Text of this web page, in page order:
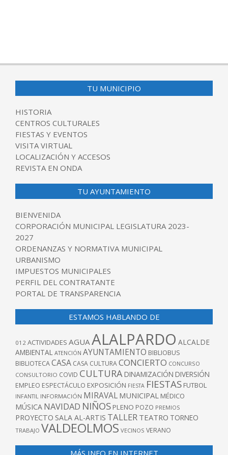
TU MUNICIPIO
HISTORIA
CENTROS CULTURALES
FIESTAS Y EVENTOS
VISITA VIRTUAL
LOCALIZACIÓN Y ACCESOS
REVISTA EN ONDA
TU AYUNTAMIENTO
BIENVENIDA
CORPORACIÓN MUNICIPAL LEGISLATURA 2023-
2027
ORDENANZAS Y NORMATIVA MUNICIPAL
URBANISMO
IMPUESTOS MUNICIPALES
PERFIL DEL CONTRATANTE
PORTAL DE TRANSPARENCIA
ESTAMOS HABLANDO DE
012 ACTIVIDADES AGUAALALPARDO ALCALDE
AMBIENTAL ATENCIÓN AYUNTAMIENTO BIBLIOBUS
BIBLIOTECACASA CASA CULTURACONCIERTO CONCURSO
CONSULTORIO COVID CULTURA DINAMIZACIÓN DIVERSIÓN
EMPLEO ESPECTÁCULO EXPOSICIÓN FIESTA FIESTAS FUTBOL
INFANTIL INFORMACIÓN MIRAVAL MUNICIPAL MÉDICO
MÚSICA NAVIDAD NIÑOS PLENO POZO PREMIOS
PROYECTO SALA AL-ARTIS TALLER TEATRO TORNEO
TRABAJO VALDEOLMOS VECINOS VERANO